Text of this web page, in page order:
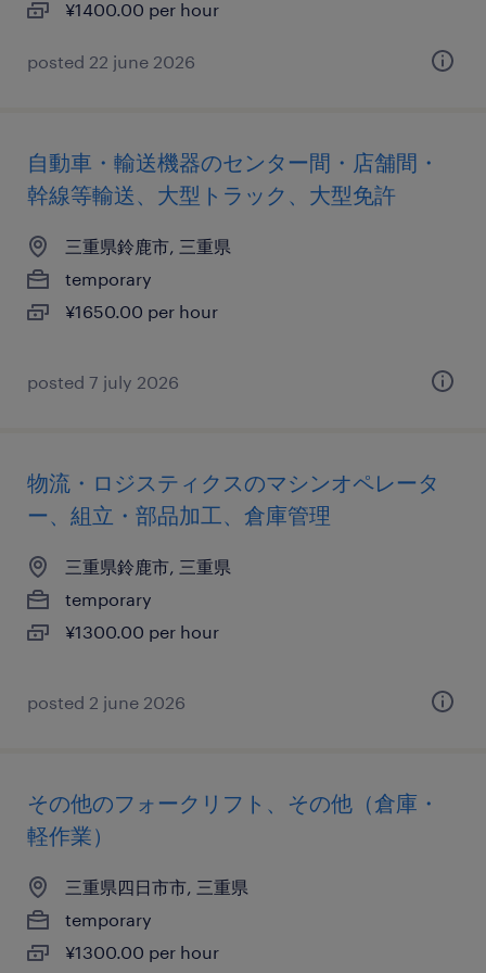
¥1400.00 per hour
posted 22 june 2026
自動車・輸送機器のセンター間・店舗間・
幹線等輸送、大型トラック、大型免許
三重県鈴鹿市, 三重県
temporary
¥1650.00 per hour
posted 7 july 2026
物流・ロジスティクスのマシンオペレータ
ー、組立・部品加工、倉庫管理
三重県鈴鹿市, 三重県
temporary
¥1300.00 per hour
posted 2 june 2026
その他のフォークリフト、その他（倉庫・
軽作業）
三重県四日市市, 三重県
temporary
¥1300.00 per hour